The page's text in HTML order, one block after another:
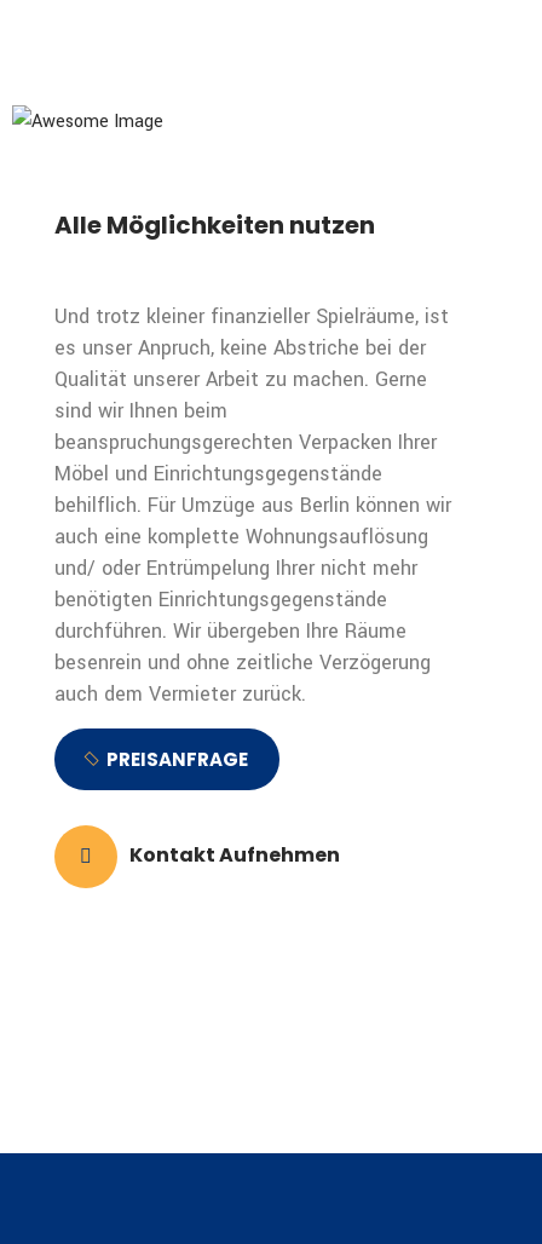
Alle Möglichkeiten nutzen
Und trotz kleiner finanzieller Spielräume, ist
es unser Anpruch, keine Abstriche bei der
Qualität unserer Arbeit zu machen. Gerne
sind wir Ihnen beim
beanspruchungsgerechten Verpacken Ihrer
Möbel und Einrichtungsgegenstände
behilflich. Für Umzüge aus Berlin können wir
auch eine komplette Wohnungsauflösung
und/ oder Entrümpelung Ihrer nicht mehr
benötigten Einrichtungsgegenstände
durchführen. Wir übergeben Ihre Räume
besenrein und ohne zeitliche Verzögerung
auch dem Vermieter zurück.
PREISANFRAGE
Kontakt Aufnehmen